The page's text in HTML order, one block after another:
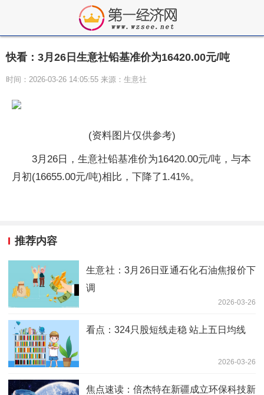
快看：3月26日生意社铅基准价为16420.00元/吨
时间：2026-03-26 14:05:55 来源：生意社
(资料图片仅供参考)
3月26日，生意社铅基准价为16420.00元/吨，与本
月初(16655.00元/吨)相比，下降了1.41%。
推荐内容
生意社：3月26日亚通石化石油焦报价下
调
2026-03-26
看点：324只股短线走稳 站上五日均线
2026-03-26
焦点速读：倍杰特在新疆成立环保科技新